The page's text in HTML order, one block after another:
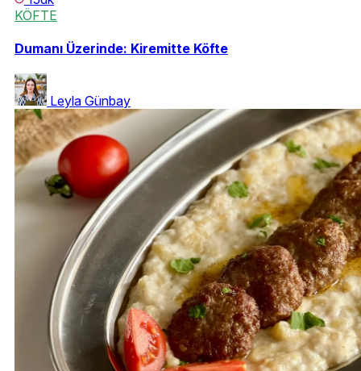
KÖFTE
Dumanı Üzerinde: Kiremitte Köfte
Leyla Günbay